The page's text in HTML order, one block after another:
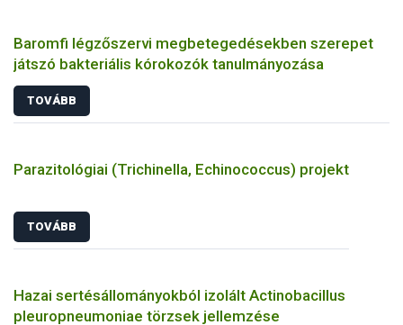
Baromfi légzőszervi megbetegedésekben szerepet
játszó bakteriális kórokozók tanulmányozása
TOVÁBB
Parazitológiai (Trichinella, Echinococcus) projekt
TOVÁBB
Hazai sertésállományokból izolált Actinobacillus
pleuropneumoniae törzsek jellemzése